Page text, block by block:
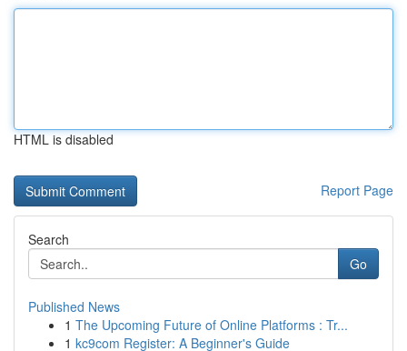
HTML is disabled
Report Page
Search
Go
Published News
1 The Upcoming Future of Online Platforms : Tr...
1 kc9com Register: A Beginner's Guide